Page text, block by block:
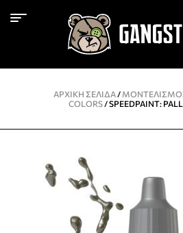
ΑΡΧΙΚΉ ΣΕΛΊΔΑ/
COLORS/ SPEEDPAINT: